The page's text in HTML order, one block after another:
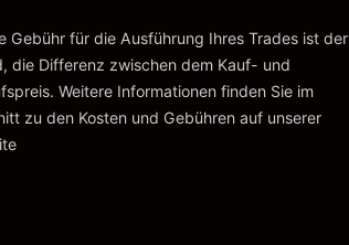
und Gebühren
Gebühr für die Ausführung Ihres Trades ist der
die Differenz zwischen dem Kauf- und
Weitere Informationen finden Sie im
zu den Kosten und Gebühren auf unserer